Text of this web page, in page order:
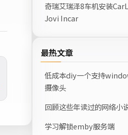
奇瑞艾瑞泽8车机安装
Jovi Incar
最热文章
低成本diy一个支持
摄像头
回顾这些年读过的网络小
学习解锁emby服务端